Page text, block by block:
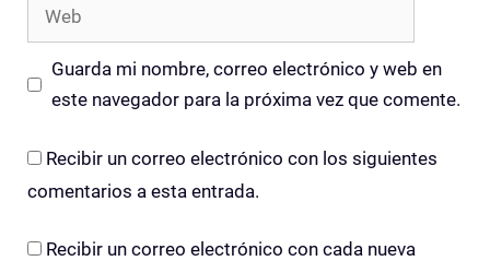
Web
Guarda mi nombre, correo electrónico y web en
este navegador para la próxima vez que comente.
Recibir un correo electrónico con los siguientes
comentarios a esta entrada.
Recibir un correo electrónico con cada nueva